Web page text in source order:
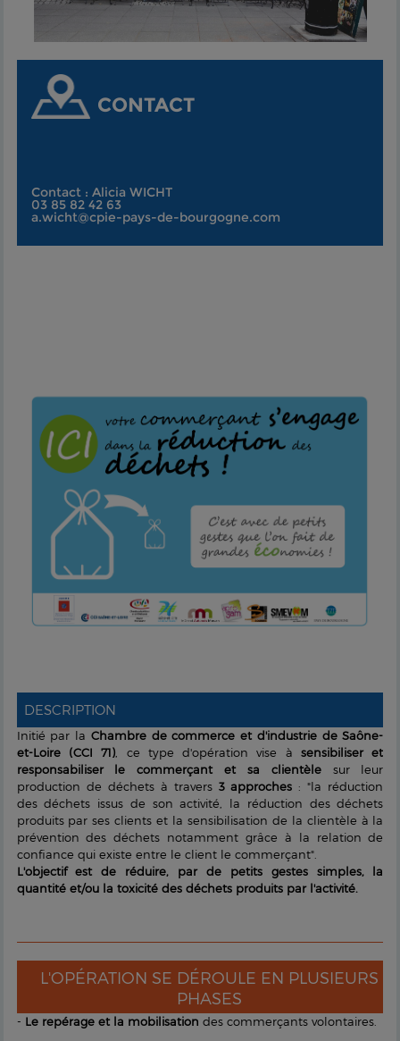
CONTACT
Contact : Alicia WICHT
03 85 82 42 63
a.wicht@cpie-pays-de-bourgogne.com
DESCRIPTION
Initié par la Chambre de commerce et d'industrie de Saône-
et-Loire (CCI 71) , ce type d'opération vise àsensibiliser et
responsabiliser le commerçant et sa clientèlesur leur
production de déchets à travers 3 approches : "la réduction
des déchets issus de son activité, la réduction des déchets
produits par ses clients et la sensibilisation de la clientèle à la
prévention des déchets notamment grâce à la relation de
confiance qui existe entre le client le commerçant".
L'objectif est de réduire, par de petits gestes simples, la
quantité et/ou la toxicité des déchets produits par l'activité.
L'OPÉRATION SE DÉROULE EN PLUSIEURS
PHASES
- Le repérage et la mobilisation des commerçants volontaires.